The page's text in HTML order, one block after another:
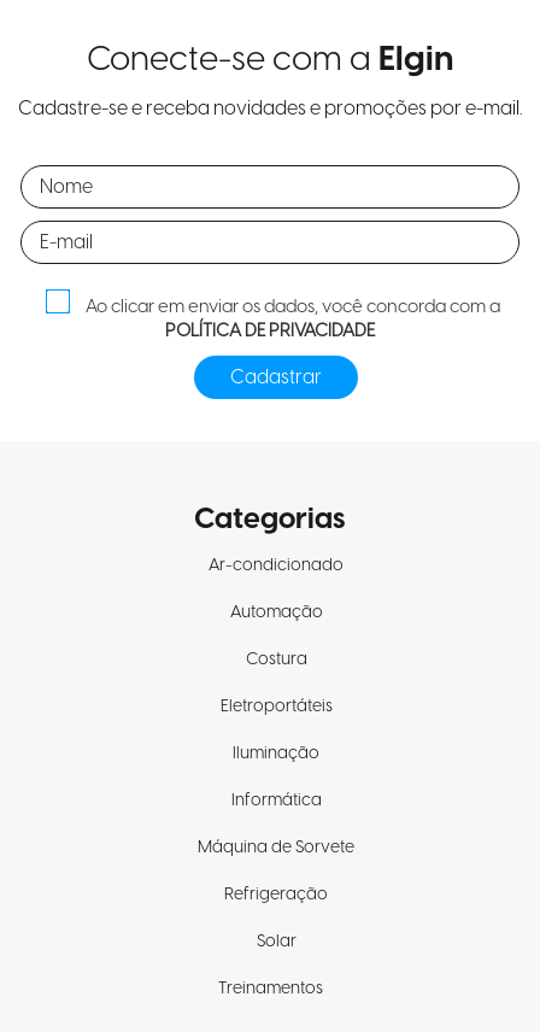
Conecte-se com a Elgin
Cadastre-se e receba novidades e promoções por e-mail.
Ao clicar em enviar os dados, você concorda com a
POLÍTICA DE PRIVACIDADE
Categorias
Ar-condicionado
Automação
Costura
Eletroportáteis
Iluminação
Informática
Máquina de Sorvete
Refrigeração
Solar
Treinamentos